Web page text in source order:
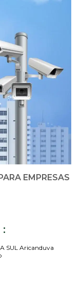
EMPRESAS
:
SUL Aricanduva